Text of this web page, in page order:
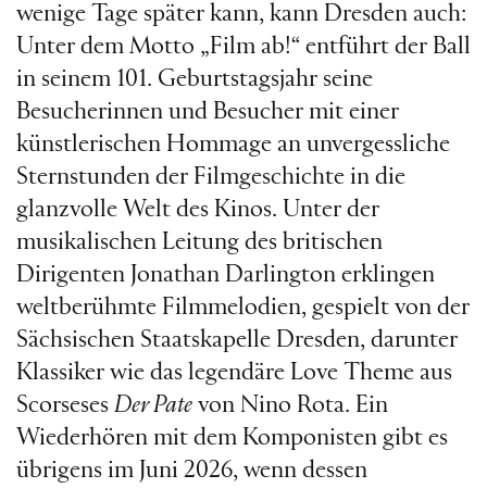
wenige Tage später kann, kann Dresden auch:
Unter dem Motto „Film ab!“ entführt der Ball
in seinem 101. Geburtstagsjahr seine
Besucherinnen und Besucher mit einer
künstlerischen Hommage an unvergessliche
Sternstunden der Filmgeschichte in die
glanzvolle Welt des Kinos. Unter der
musikalischen Leitung des britischen
Dirigenten Jonathan Darlington erklingen
weltberühmte Filmmelodien, gespielt von der
Sächsischen Staatskapelle Dresden, darunter
Klassiker wie das legendäre Love Theme aus
Scorseses Der Pate von Nino Rota. Ein
Wiederhören mit dem Komponisten gibt es
übrigens im Juni 2026, wenn dessen